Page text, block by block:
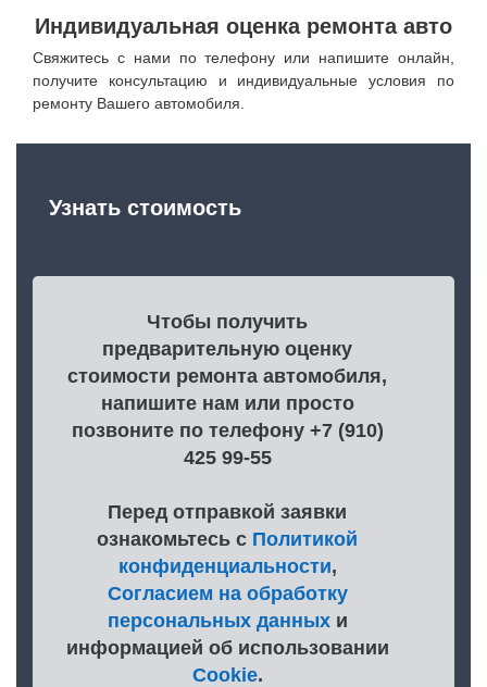
Индивидуальная оценка ремонта авто
Свяжитесь с нами по телефону или напишите онлайн,
получите консультацию и индивидуальные условия по
ремонту Вашего автомобиля.
Узнать стоимость
Чтобы получить
предварительную оценку
стоимости ремонта автомобиля,
напишите нам или просто
позвоните по телефону +7 (910)
425 99-55
Перед отправкой заявки
ознакомьтесь с Политикой
конфиденциальности,
Согласием на обработку
персональных данныхи
информацией об использовании
Cookie.